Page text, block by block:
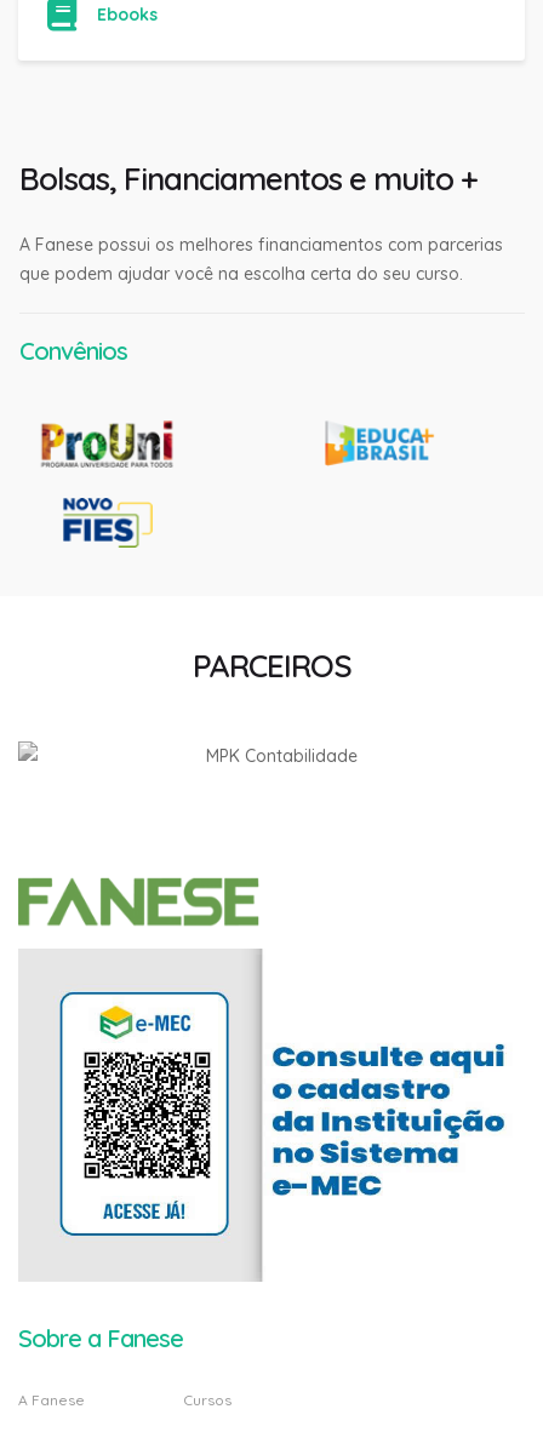
Ebooks
Bolsas, Financiamentos e muito +
A Fanese possui os melhores financiamentos com parcerias
que podem ajudar você na escolha certa do seu curso.
Convênios
PARCEIROS
Sobre a Fanese
A Fanese Cursos